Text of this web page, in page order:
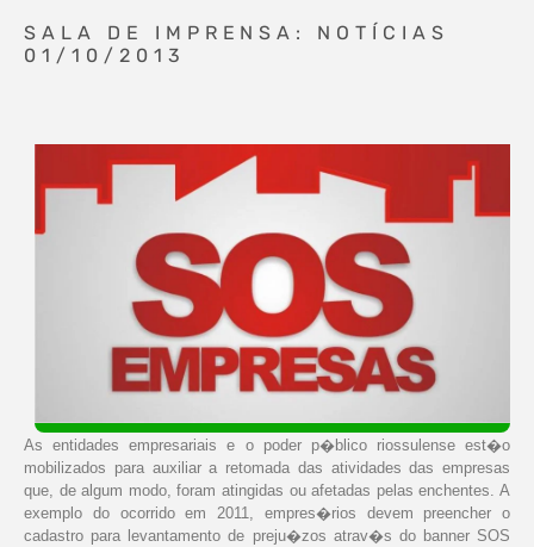
SALA DE IMPRENSA: NOTÍCIAS
01/10/2013
As entidades empresariais e o poder p�blico riossulense est�o
mobilizados para auxiliar a retomada das atividades das empresas
que, de algum modo, foram atingidas ou afetadas pelas enchentes. A
exemplo do ocorrido em 2011, empres�rios devem preencher o
cadastro para levantamento de preju�zos atrav�s do banner SOS